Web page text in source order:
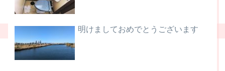
明けましておめでとうございます